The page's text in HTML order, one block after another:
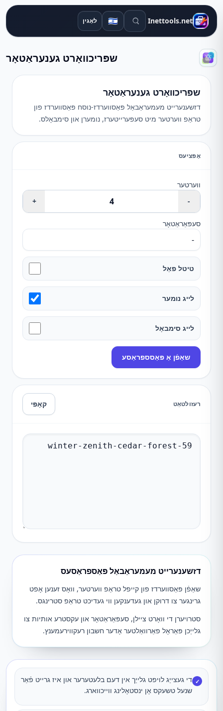
Inettools.net זוכן מכשירים
🇮🇱 לאָגין
שפּריכוואָרט גענעראַטאָר
שפּריכוואָרט גענעראַטאָר
דזשענערייט מעמעראַבאַל פּאַסווערדז-נוסח פּאַסווערדז פון
טראַפ ווערטער מיט סעפּערייטערז, נומערן און סימבאָלס.
אָפּציעס
ווערטער
-
+
סעפּאַראַטאָר
טיטל פאַל
לייג נומער
לייג סימבאָל
שאַפֿן אַ פּאַסספראַסע
רעזולטאַט קאָפּי
דזשענערייט מעמעראַבאַל פּאַספראַסעס
שאַפֿן פּאַסווערדז פון קייפל טראַפ ווערטער, וואָס זענען אָפט
גרינגער צו דרוקן און געדענקען ווי געדיכט טראַפ סטרינגס.
סטרויערן די וואָרט ציילן, סעפּאַראַטאָר און עקסטרע אותיות צו
גלייַכן פּאַראָל פאַרוואַלטער אָדער חשבון רעקווירעמענץ.
✓ די געצייַג לויפט גלייַך אין דעם בלעטערער און איז גרייט פֿאַר
שנעל טשעקס אָן ינסטאָלינג ווייכווארג.